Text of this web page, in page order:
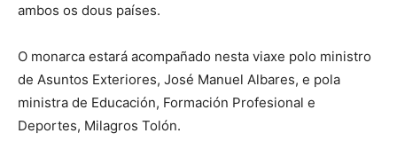
ambos os dous países.
O monarca estará acompañado nesta viaxe polo ministro
de Asuntos Exteriores, José Manuel Albares, e pola
ministra de Educación, Formación Profesional e
Deportes, Milagros Tolón.